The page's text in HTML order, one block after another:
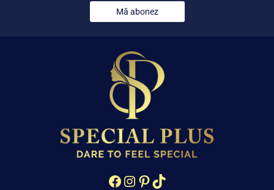
Mă abonez
Facebook
Instagram
Pinterest
TikTok